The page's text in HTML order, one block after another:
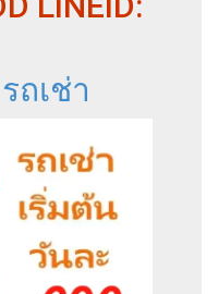
ถเช่า